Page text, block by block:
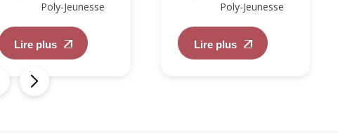
Poly-Jeunesse
Lire plus
Poly-Jeunesse
Lire plus